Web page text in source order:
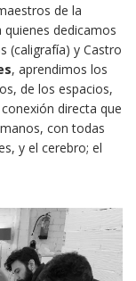
de la
quienes dedicamos
(caligrafía) y Castro
, aprendimos los
de los espacios,
directa que
con todas
y el cerebro; el